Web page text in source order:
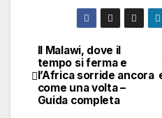
Navigazione
articoli
Il Malawi, dove il
tempo si ferma e
l’Africa sorride ancora
come una volta –
Guida completa